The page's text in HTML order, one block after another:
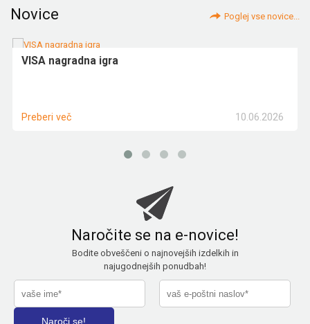
Novice Poglej vse novice...
VISA nagradna igra
10.06.2026
Preberi več
Naročite se na e-novice!
Bodite obveščeni o najnovejših izdelkih in
najugodnejših ponudbah!